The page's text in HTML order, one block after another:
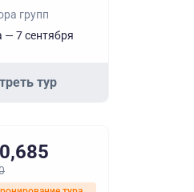
групп
— 7 сентября
тур